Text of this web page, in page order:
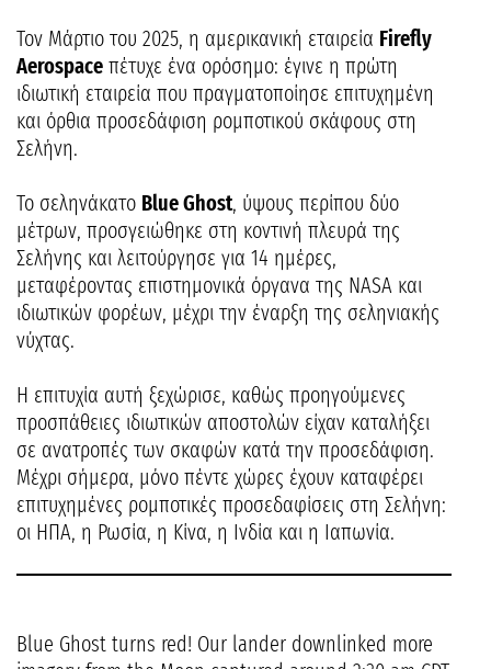
Τον Μάρτιο του 2025, η αμερικανική εταιρεία Firefly
Aerospace πέτυχε ένα ορόσημο: έγινε η πρώτη
ιδιωτική εταιρεία που πραγματοποίησε επιτυχημένη
και όρθια προσεδάφιση ρομποτικού σκάφους στη
Σελήνη.
Το σεληνάκατο Blue Ghost, ύψους περίπου δύο
μέτρων, προσγειώθηκε στη κοντινή πλευρά της
Σελήνης και λειτούργησε για 14 ημέρες,
μεταφέροντας επιστημονικά όργανα της NASA και
ιδιωτικών φορέων, μέχρι την έναρξη της σεληνιακής
νύχτας.
Η επιτυχία αυτή ξεχώρισε, καθώς προηγούμενες
προσπάθειες ιδιωτικών αποστολών είχαν καταλήξει
σε ανατροπές των σκαφών κατά την προσεδάφιση.
Μέχρι σήμερα, μόνο πέντε χώρες έχουν καταφέρει
επιτυχημένες ρομποτικές προσεδαφίσεις στη Σελήνη:
οι ΗΠΑ, η Ρωσία, η Κίνα, η Ινδία και η Ιαπωνία.
Blue Ghost turns red! Our lander downlinked more